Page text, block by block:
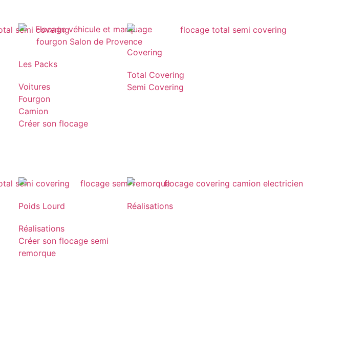
Les Packs
Voitures
Fourgon
Camion
Créer son flocage
Covering
Total Covering
Semi Covering
Poids Lourd
Réalisations
Créer son flocage semi
remorque
Réalisations